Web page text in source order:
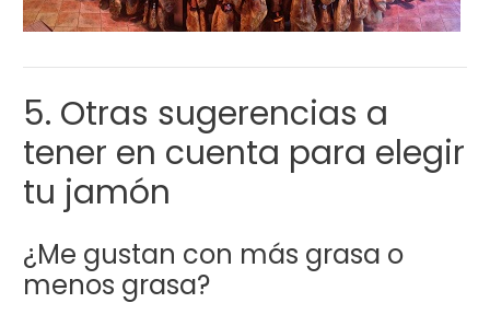
5. Otras sugerencias a
tener en cuenta para elegir
tu jamón
¿Me gustan con más grasa o
menos grasa?